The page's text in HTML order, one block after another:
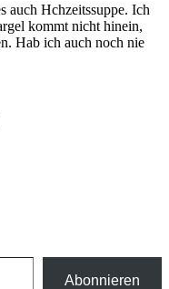
auch Hchzeitssuppe. Ich
kommt nicht hinein,
Hab ich auch noch nie
Abonnieren